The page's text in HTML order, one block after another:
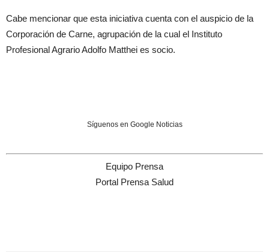
Cabe mencionar que esta iniciativa cuenta con el auspicio de la
Corporación de Carne, agrupación de la cual el Instituto
Profesional Agrario Adolfo Matthei es socio.
Síguenos en Google Noticias
Equipo Prensa
Portal Prensa Salud